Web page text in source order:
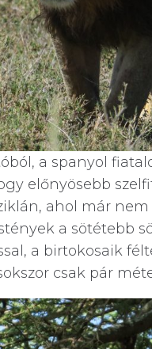
a spanyol
előnyösebb
ahol már
a sötétebb
a birtokosaik
csak pár